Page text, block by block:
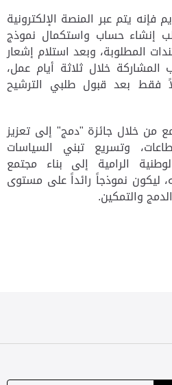
فإنه يتم عبر المنصة الإلكترونية
إنشاء حساب واستكمال نموذج
المطلوبة، وبعد استلام إشعار
خلال ثلاثة أيام عمل،
فقط بعد قبول طلبي الترشيح
من خلال جائزة "دمج" إلى تعزيز
وتسريع تبني السياسات
الرامية إلى بناء مجتمع
ليكون نموذجاً رائداً على مستوى
والتمكين.